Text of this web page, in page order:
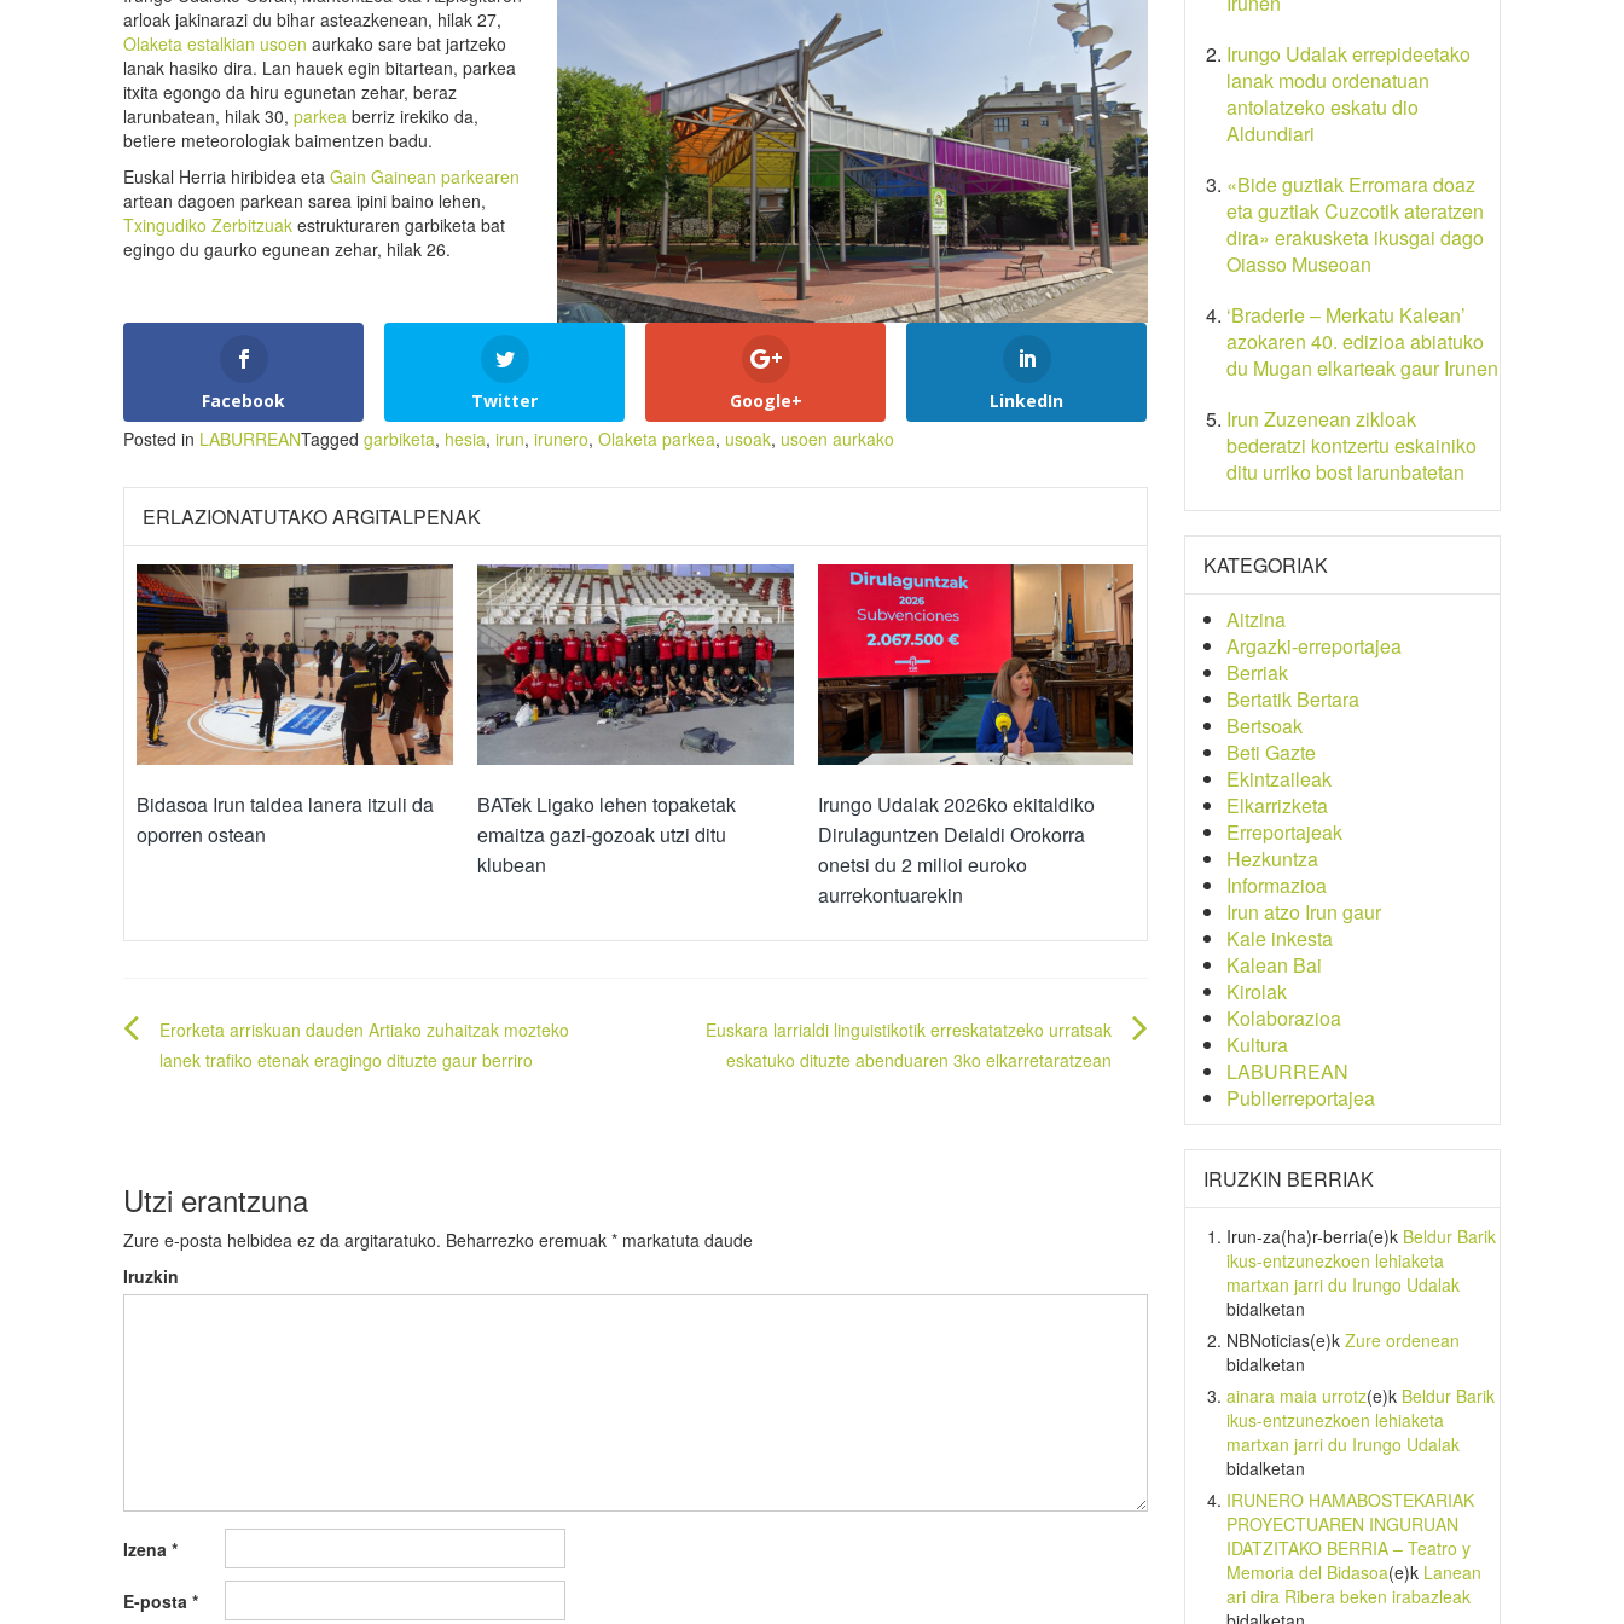
arloak jakinarazi du bihar asteazkenean, hilak 27,
Olaketa estalkian usoen aurkako sare bat jartzeko
lanak hasiko dira. Lan hauek egin bitartean, parkea
itxita egongo da hiru egunetan zehar, beraz
larunbatean, hilak 30, parkea berriz irekiko da,
betiere meteorologiak baimentzen badu.
Euskal Herria hiribidea eta Gain Gainean parkearen
artean dagoen parkean sarea ipini baino lehen,
Txingudiko Zerbitzuak estrukturaren garbiketa bat
egingo du gaurko egunean zehar, hilak 26.
Facebook Twitter Google+ LinkedIn
Posted in LABURREANTagged garbiketa, hesia, irun, irunero, Olaketa parkea, usoak, usoen aurkako
ERLAZIONATUTAKO ARGITALPENAK
Bidasoa Irun taldea lanera itzuli da
oporren ostean
BATek Ligako lehen topaketak
emaitza gazi-gozoak utzi ditu
klubean
Irungo Udalak 2026ko ekitaldiko
Dirulaguntzen Deialdi Orokorra
onetsi du 2 milioi euroko
aurrekontuarekin
Bidalketetan
zehar
Erorketa arriskuan dauden Artiako zuhaitzak mozteko
lanek trafiko etenak eragingo dituzte gaur berriro
Euskara larrialdi linguistikotik erreskatatzeko urratsak
eskatuko dituzte abenduaren 3ko elkarretaratzean
Utzi erantzuna
Zure e-posta helbidea ez da argitaratuko. Beharrezko eremuak * markatuta daude
Iruzkin
Izena *
E-posta *
Irungo Udalak errepideetako
lanak modu ordenatuan
antolatzeko eskatu dio
Aldundiari
«Bide guztiak Erromara doaz
eta guztiak Cuzcotik ateratzen
dira» erakusketa ikusgai dago
Oiasso Museoan
‘Braderie – Merkatu Kalean’
azokaren 40. edizioa abiatuko
du Mugan elkarteak gaur Irunen
Irun Zuzenean zikloak
bederatzi kontzertu eskainiko
ditu urriko bost larunbatetan
KATEGORIAK
Aitzina
Argazki-erreportajea
Berriak
Bertatik Bertara
Bertsoak
Beti Gazte
Ekintzaileak
Elkarrizketa
Erreportajeak
Hezkuntza
Informazioa
Irun atzo Irun gaur
Kale inkesta
Kalean Bai
Kirolak
Kolaborazioa
Kultura
LABURREAN
Publierreportajea
IRUZKIN BERRIAK
Irun-za(ha)r-berria(e)k Beldur Barik
ikus-entzunezkoen lehiaketa
martxan jarri du Irungo Udalak
bidalketan
NBNoticias(e)k Zure ordenean
bidalketan
ainara maia urrotz(e)k Beldur Barik
ikus-entzunezkoen lehiaketa
martxan jarri du Irungo Udalak
bidalketan
IRUNERO HAMABOSTEKARIAK
PROYECTUAREN INGURUAN
IDATZITAKO BERRIA – Teatro y
Memoria del Bidasoa(e)k Lanean
ari dira Ribera beken irabazleak